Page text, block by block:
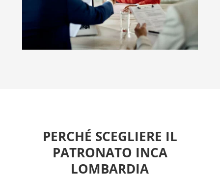
PERCHÉ SCEGLIERE IL
PATRONATO INCA
LOMBARDIA